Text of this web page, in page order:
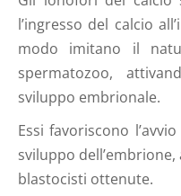
l’ingresso del calcio
modo imitano il
spermatozoo,
sviluppo embrionale.
Essi favoriscono
sviluppo
blastocisti ottenute.